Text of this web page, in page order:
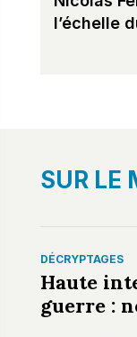
l’échelle
SUR LE
DÉCRYPTAGES
Haute
guerre :